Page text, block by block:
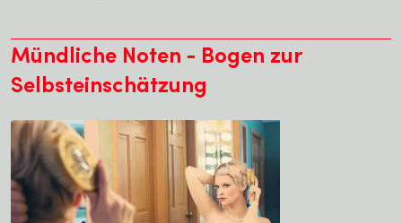
Mündliche Noten - Bogen zur
Selbsteinschätzung